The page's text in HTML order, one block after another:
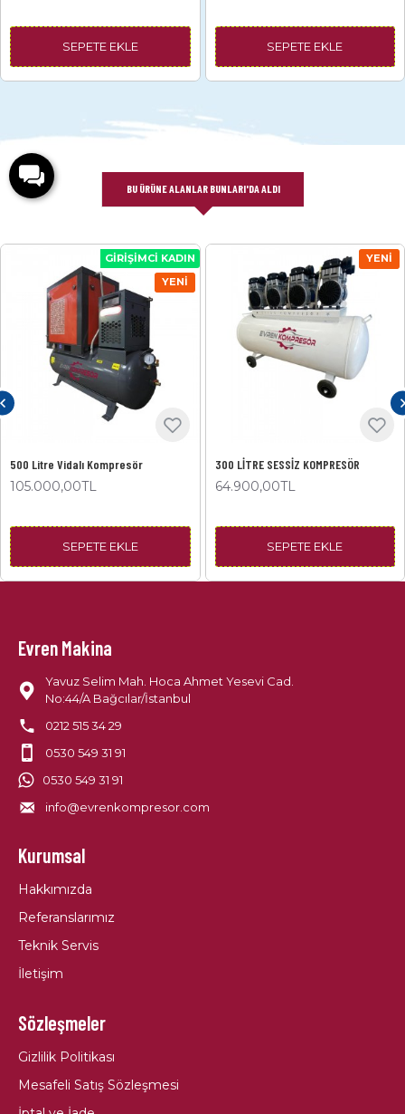
SEPETE EKLE SEPETE EKLE
BU ÜRÜNE ALANLAR BUNLARI'DA ALDI
YENI
GIRIŞIMCI KADIN
500 Litre Vidalı Kompresör
105.000,00TL
SEPETE EKLE
YENI
300 LİTRE SESSİZ KOMPRESÖR
64.900,00TL
SEPETE EKLE
Evren Makina
Yavuz Selim Mah. Hoca Ahmet Yesevi Cad.
No:44/A Bağcılar/İstanbul
0212 515 34 29
0530 549 31 91
0530 549 31 91
info@evrenkompresor.com
Kurumsal
Hakkımızda
Referanslarımız
Teknik Servis
İletişim
Sözleşmeler
Gizlilik Politikası
Mesafeli Satış Sözleşmesi